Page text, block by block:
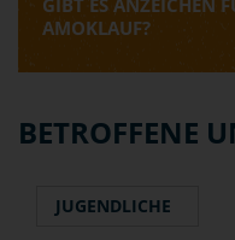
GIBT ES ANZEICHEN
AMOKLAUF?
BETROFFENE
JUGENDLICHE